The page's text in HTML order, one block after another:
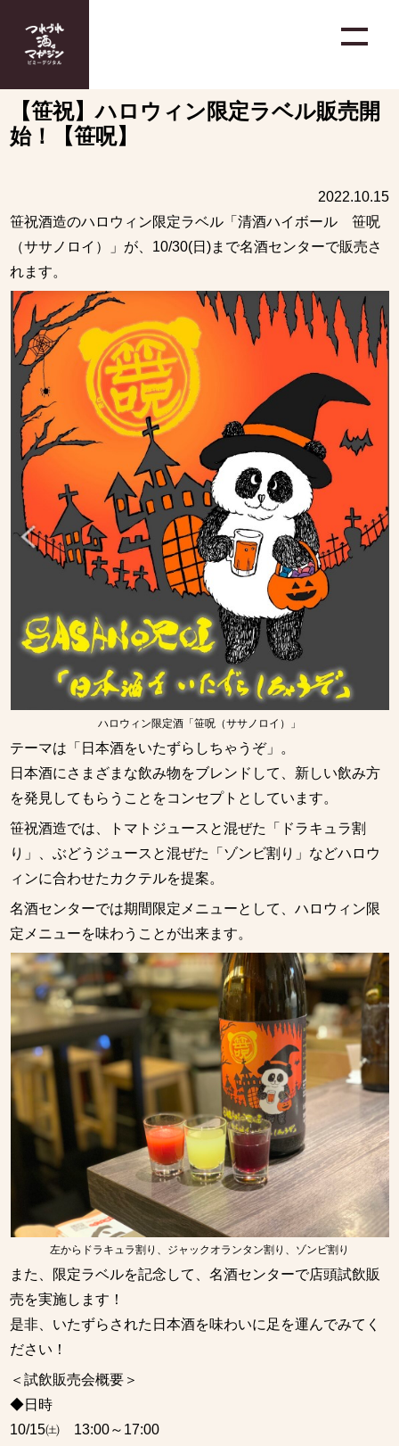
【笹祝】ハロウィン限定ラベル販売開
始！【笹呪】
2022.10.15
笹祝酒造のハロウィン限定ラベル「清酒ハイボール 笹呪
（ササノロイ）」が、10/30(日)まで名酒センターで販売さ
れます。
ハロウィン限定酒「笹呪（ササノロイ）」
テーマは「日本酒をいたずらしちゃうぞ」。
日本酒にさまざまな飲み物をブレンドして、新しい飲み方
を発見してもらうことをコンセプトとしています。
笹祝酒造では、トマトジュースと混ぜた「ドラキュラ割
り」、ぶどうジュースと混ぜた「ゾンビ割り」などハロウ
ィンに合わせたカクテルを提案。
名酒センターでは期間限定メニューとして、ハロウィン限
定メニューを味わうことが出来ます。
左からドラキュラ割り、ジャックオランタン割り、ゾンビ割り
また、限定ラベルを記念して、名酒センターで店頭試飲販
売を実施します！
是非、いたずらされた日本酒を味わいに足を運んでみてく
ださい！
＜試飲販売会概要＞
◆日時
10/15㈯ 13:00～17:00